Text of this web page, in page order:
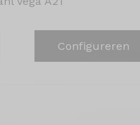
Configureren